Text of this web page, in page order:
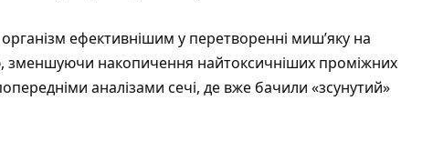
ефективнішим у перетворенні миш’яку на
зменшуючи накопичення найтоксичніших проміжних
аналізами сечі, де вже бачили «зсунутий»